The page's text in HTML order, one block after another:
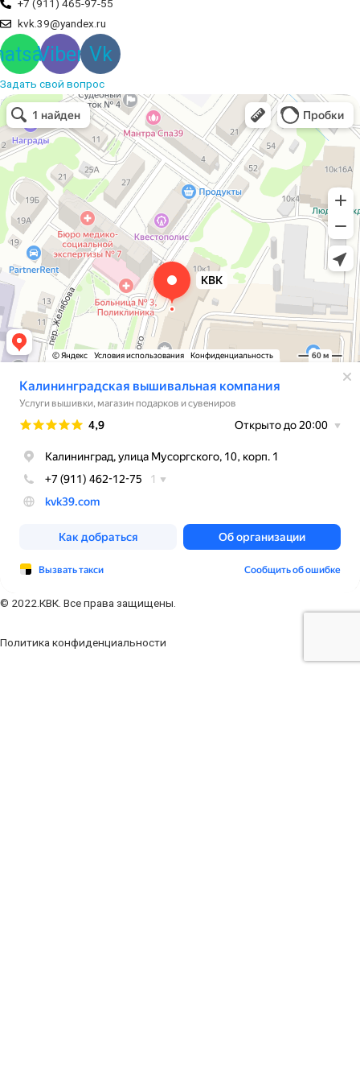
+7 (911) 465-97-55
kvk.39@yandex.ru
Viber Vk
Задать свой вопрос
Вышивальная компания
Услуги вышивки в Калининграде
© 2022.КВК. Все права защищены.
Политика конфиденциальности